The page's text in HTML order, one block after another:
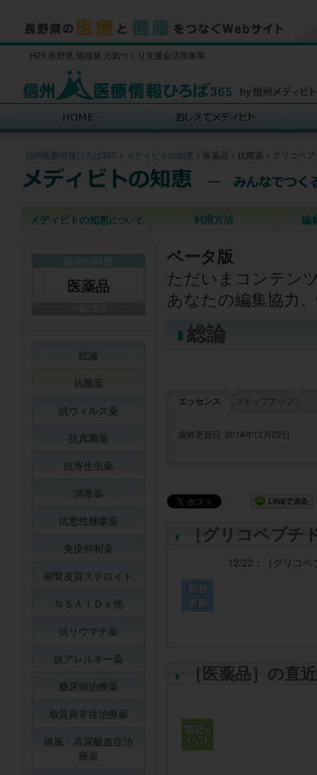
H29 長野県 地域発 元気づくり支援金活用事業
信州医療情報ひろば365 > メディビトの知恵 > 医薬品 > 抗菌薬 > グリコペ
メディビトの知恵について 利用方法 編
ベータ版
ただいまコンテン
あなたの編集協力
総論
エッセンス ステップアップ
最終更新日: 2014年12月22日
［グリコペプチ
12/22： ［グリコ
［医薬品］の直
医薬品
総論
抗菌薬
抗ウィルス薬
抗真菌薬
抗寄生虫薬
消毒薬
抗悪性腫瘍薬
免疫抑制薬
副腎皮質ステロイド
ＮＳＡＩＤｓ他
抗リウマチ薬
抗アレルギー薬
糖尿病治療薬
脂質異常症治療薬
痛風・高尿酸血症治
療薬